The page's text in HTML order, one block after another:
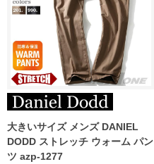
大きいサイズ メンズ DANIEL
DODD ストレッチ ウォーム パン
ツ azp-1277